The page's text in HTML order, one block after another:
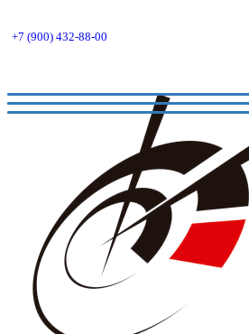
+7 (900) 432-88-00